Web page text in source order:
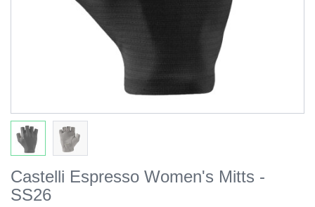
Castelli Espresso Women's Mitts -
SS26